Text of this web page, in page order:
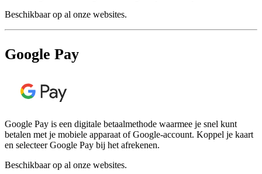
Beschikbaar op al onze websites.
Google Pay
Google Pay is een digitale betaalmethode waarmee je snel kunt
betalen met je mobiele apparaat of Google-account. Koppel je kaart
en selecteer Google Pay bij het afrekenen.
Beschikbaar op al onze websites.